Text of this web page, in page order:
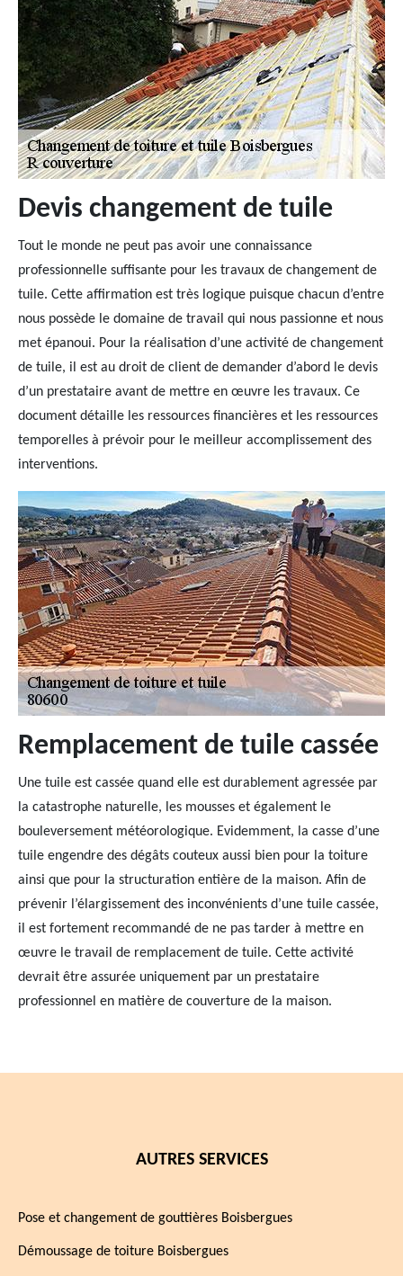
Devis changement de tuile
Tout le monde ne peut pas avoir une connaissance
professionnelle suffisante pour les travaux de changement de
tuile. Cette affirmation est très logique puisque chacun d’entre
nous possède le domaine de travail qui nous passionne et nous
met épanoui. Pour la réalisation d’une activité de changement
de tuile, il est au droit de client de demander d’abord le devis
d’un prestataire avant de mettre en œuvre les travaux. Ce
document détaille les ressources financières et les ressources
temporelles à prévoir pour le meilleur accomplissement des
interventions.
Remplacement de tuile cassée
Une tuile est cassée quand elle est durablement agressée par
la catastrophe naturelle, les mousses et également le
bouleversement météorologique. Evidemment, la casse d’une
tuile engendre des dégâts couteux aussi bien pour la toiture
ainsi que pour la structuration entière de la maison. Afin de
prévenir l’élargissement des inconvénients d’une tuile cassée,
il est fortement recommandé de ne pas tarder à mettre en
œuvre le travail de remplacement de tuile. Cette activité
devrait être assurée uniquement par un prestataire
professionnel en matière de couverture de la maison.
AUTRES SERVICES
Pose et changement de gouttières Boisbergues
Démoussage de toiture Boisbergues